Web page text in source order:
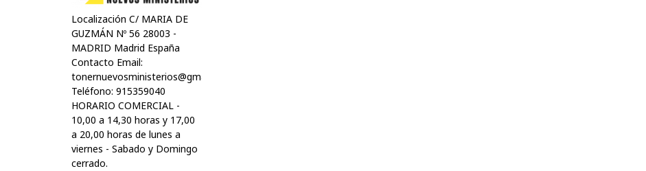
Localización C/ MARIA DE
GUZMÁN Nº 56 28003 -
MADRID Madrid España
Contacto Email:
tonernuevosministerios@gmail.com
Teléfono: 915359040
HORARIO COMERCIAL -
10,00 a 14,30 horas y 17,00
a 20,00 horas de lunes a
viernes - Sabado y Domingo
cerrado.